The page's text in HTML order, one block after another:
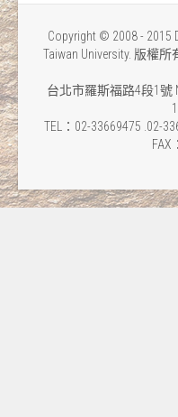
Copyright © 2008 - 2015
Taiwan University. 版權
台北市羅斯福路4段1號
TEL：02-33669475 .02-
FAX